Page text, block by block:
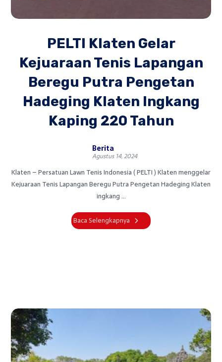
PELTI Klaten Gelar
Kejuaraan Tenis Lapangan
Beregu Putra Pengetan
Hadeging Klaten Ingkang
Kaping 220 Tahun
Berita
Agustus 14, 2024
Klaten – Persatuan Lawn Tenis Indonesia ( PELTI ) Klaten menggelar
Kejuaraan Tenis Lapangan Beregu Putra Pengetan Hadeging Klaten
ingkang ...
Baca Selengkapnya